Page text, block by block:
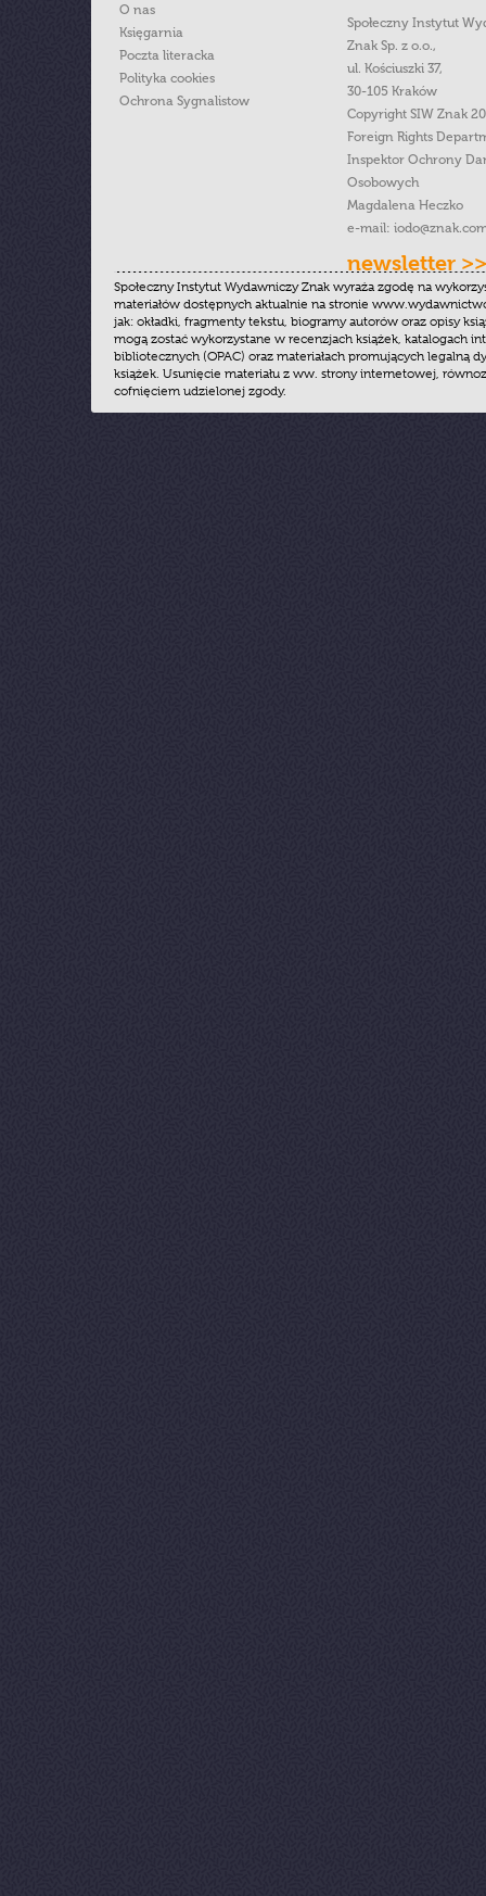
O nas
Księgarnia
Poczta literacka
Polityka cookies
Ochrona Sygnalistow
Społeczny Instytut
Znak Sp. z o.o.,
ul. Kościuszki 37,
30-105 Kraków
Copyright SIW Znak
Foreign Rights
Inspektor Ochrony
Osobowych
Magdalena Heczko
e-mail:
newsletter >>
Społeczny Instytut Wydawniczy Znak wyraża zgodę na
materiałów dostępnych aktualnie na stronie
jak: okładki, fragmenty tekstu, biogramy autorów oraz opisy
mogą zostać wykorzystane w recenzjach książek, katalogach
bibliotecznych (OPAC) oraz materiałach promujących legalną
książek. Usunięcie materiału z ww. strony internetowej,
cofnięciem udzielonej zgody.